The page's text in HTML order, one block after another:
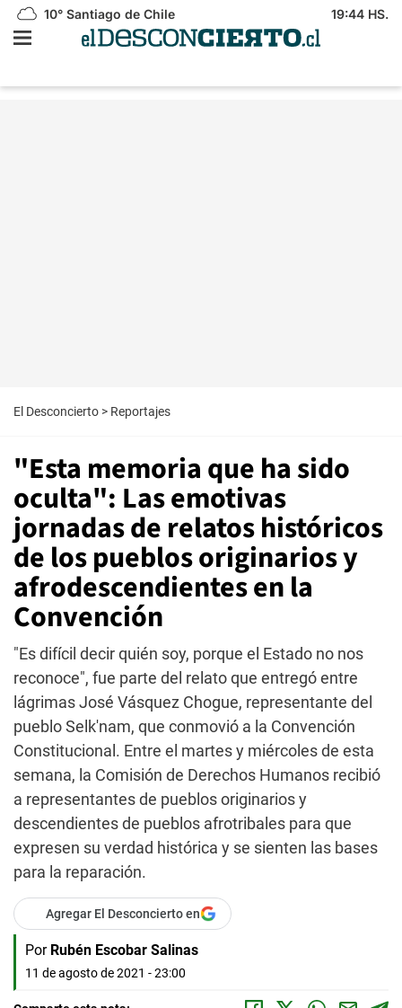
10° Santiago de Chile 19:44 HS.
El Desconcierto > Reportajes
"Esta memoria que ha sido
oculta": Las emotivas
jornadas de relatos históricos
de los pueblos originarios y
afrodescendientes en la
Convención
"Es difícil decir quién soy, porque el Estado no nos
reconoce", fue parte del relato que entregó entre
lágrimas José Vásquez Chogue, representante del
pueblo Selk'nam, que conmovió a la Convención
Constitucional. Entre el martes y miércoles de esta
semana, la Comisión de Derechos Humanos recibió
a representantes de pueblos originarios y
descendientes de pueblos afrotribales para que
expresen su verdad histórica y se sienten las bases
para la reparación.
Agregar El Desconcierto en
Por Rubén Escobar Salinas
11 de agosto de 2021 - 23:00